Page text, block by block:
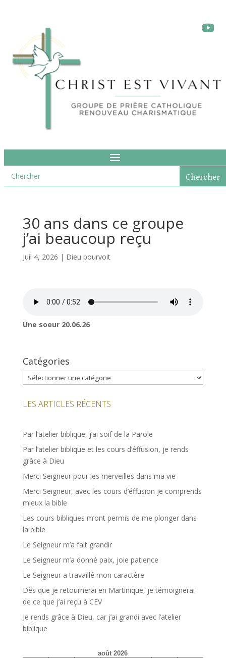
30 ans dans ce groupe
j’ai beaucoup reçu
Juil 4, 2026 | Dieu pourvoit
Une soeur 20.06.26
Catégories
Catégories
LES ARTICLES RÉCENTS
Par l’atelier biblique, j’ai soif de la Parole
Par l’atelier biblique et les cours d’éffusion, je rends
grâce à Dieu
Merci Seigneur pour les merveilles dans ma vie
Merci Seigneur, avec les cours d’éffusion je comprends
mieux la bible
Les cours bibliques m’ont permis de me plonger dans
la bible
Le Seigneur m’a fait grandir
Le Seigneur m’a donné paix, joie patience
Le Seigneur a travaillé mon caractère
Dès que je retournerai en Martinique, je témoignerai
de ce que j’ai reçu à CEV
Je rends grâce à Dieu, car j’ai grandi avec l’atelier
biblique
août 2026